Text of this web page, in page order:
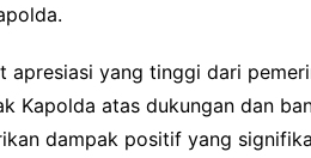
apresiasi yang tinggi dari
Kapolda atas dukungan dan
dampak positif yang